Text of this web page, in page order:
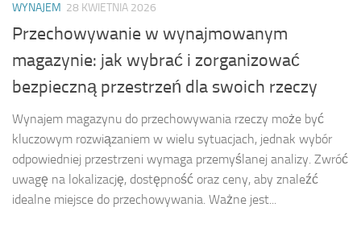
WYNAJEM 28 KWIETNIA 2026
Przechowywanie w wynajmowanym
magazynie: jak wybrać i zorganizować
bezpieczną przestrzeń dla swoich rzeczy
Wynajem magazynu do przechowywania rzeczy może być
kluczowym rozwiązaniem w wielu sytuacjach, jednak wybór
odpowiedniej przestrzeni wymaga przemyślanej analizy. Zwróć
uwagę na lokalizację, dostępność oraz ceny, aby znaleźć
idealne miejsce do przechowywania. Ważne jest...